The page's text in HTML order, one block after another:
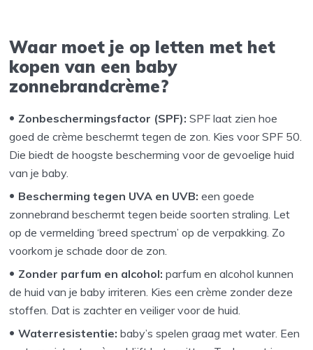
Waar moet je op letten met het
kopen van een baby
zonnebrandcrème?
Zonbeschermingsfactor (SPF): SPF laat zien hoe
goed de crème beschermt tegen de zon. Kies voor SPF 50.
Die biedt de hoogste bescherming voor de gevoelige huid
van je baby.
Bescherming tegen UVA en UVB:een goede
zonnebrand beschermt tegen beide soorten straling. Let
op de vermelding ‘breed spectrum’ op de verpakking. Zo
voorkom je schade door de zon.
Zonder parfum en alcohol:parfum en alcohol kunnen
de huid van je baby irriteren. Kies een crème zonder deze
stoffen. Dat is zachter en veiliger voor de huid.
Waterresistentie:baby’s spelen graag met water. Een